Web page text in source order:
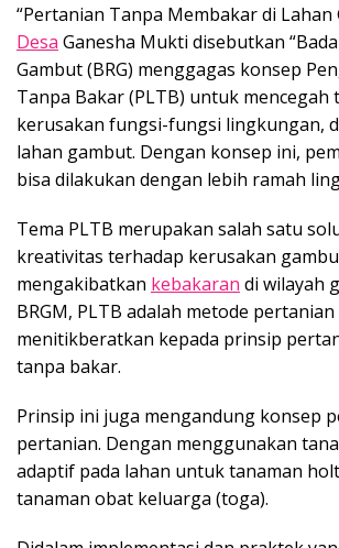
“Pertanian Tanpa Membakar di Lahan
Desa Ganesha Mukti disebutkan
Gambut (BRG) menggagas konsep
Tanpa Bakar (PLTB) untuk mencegah
kerusakan fungsi-fungsi lingkungan,
lahan gambut. Dengan konsep ini,
bisa dilakukan dengan lebih ramah
Tema PLTB merupakan salah satu
kreativitas terhadap kerusakan
mengakibatkan kebakaran di wilayah
BRGM, PLTB adalah metode
menitikberatkan kepada prinsip
tanpa bakar.
Prinsip ini juga mengandung konsep
pertanian. Dengan menggunakan
adaptif pada lahan untuk tanaman
tanaman obat keluarga (toga).